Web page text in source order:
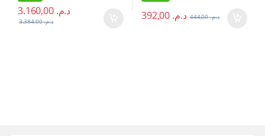
د.م. 3.160,00
د.م.3.384,00 د.م. د.م.444,00